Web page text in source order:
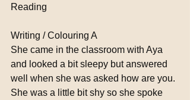
Reading
Writing / Colouring A
She came in the classroom with Aya
and looked a bit sleepy but answered
well when she was asked how are you.
She was a little bit shy so she spoke